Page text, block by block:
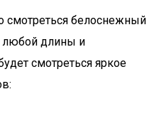
смотреться белоснежный
длины и
смотреться яркое